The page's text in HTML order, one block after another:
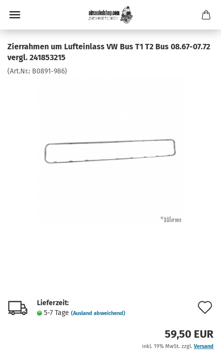
Zierrahmen um Lufteinlass VW Bus T1 T2 Bus 08.67-07.72
vergl. 241853215
(Art.Nr.: B0891-986)
Lieferzeit:
5-7 Tage (Ausland abweichend)
59,50 EUR
inkl. 19% MwSt. zzgl. Versand